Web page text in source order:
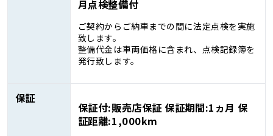
月点検整備付
ご契約からご納車までの間に法定点検を実施
致します。
整備代金は車両価格に含まれ、点検記録簿を
発行致します。
保証
保証付:販売店保証 保証期間:1ヵ月 保
証距離:1,000km